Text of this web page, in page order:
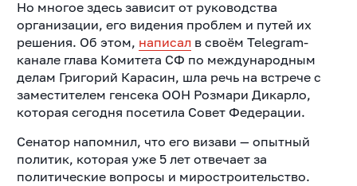
Но многое здесь зависит от руководства
организации, его видения проблем и путей их
решения. Об этом, написал в своём Telegram-
канале глава Комитета СФ по международным
делам Григорий Карасин, шла речь на встрече с
заместителем генсека ООН Розмари Дикарло,
которая сегодня посетила Совет Федерации.
Сенатор напомнил, что его визави — опытный
политик, которая уже 5 лет отвечает за
политические вопросы и миростроительство.